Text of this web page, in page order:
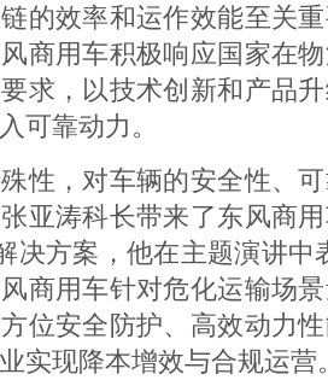
的效率和运作效能至关
商用车积极响应国家在
求，以技术创新和产品
可靠动力。
性，对车辆的安全性、
亚涛科长带来了东风商
决方案，他在主题演讲中
商用车针对危化运输场
位安全防护、高效动力
实现降本增效与合规运营